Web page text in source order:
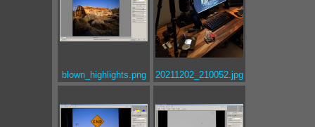
blown_highlights.png 20211202_210052.jpg